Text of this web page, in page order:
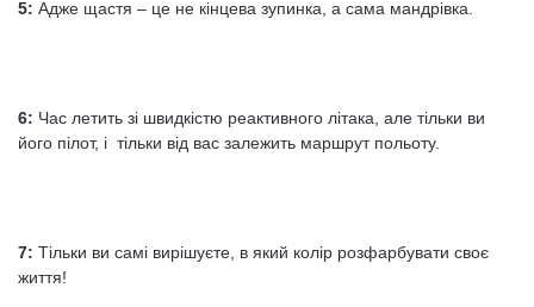
5: Адже щастя – це не кінцева зупинка, а сама мандрівка.
6: Час летить зі швидкістю реактивного літака, але тільки ви
його пілот, і тільки від вас залежить маршрут польоту.
7: Тільки ви самі вирішуєте, в який колір розфарбувати своє
життя!